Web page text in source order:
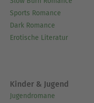
Sports Romance
Dark Romance
Erotische Literatur
Kinder & Jugend
Jugendromane